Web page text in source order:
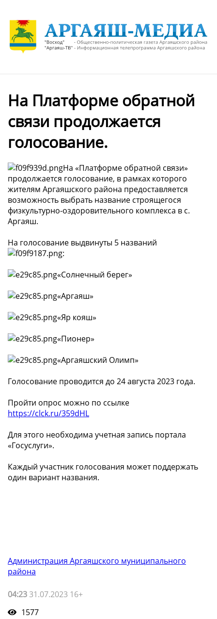
На Платформе обратной
связи продолжается
голосование.
На «Платформе обратной связи»
продолжается голосование, в рамках которого
жителям Аргаяшского района предоставляется
возможность выбрать название строящегося
физкультурно-оздоровительного комплекса в с.
Аргаяш.
На голосование выдвинуты 5 названий
:
«Солнечный берег»
«Аргаяш»
«Яр кояш»
«Пионер»
«Аргаяшский Олимп»
Голосование проводится до 24 августа 2023 года.
Пройти опрос можно по ссылке
https://clck.ru/359dHL
Для этого необходима учетная запись портала
«Госуслуги».
Каждый участник голосования может поддержать
один вариант названия.
Администрация Аргаяшского муниципального
района
04:23 31.07.2023 16+
1577